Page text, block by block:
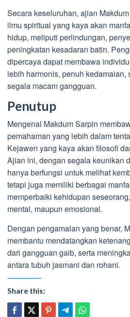
Secara keseluruhan, ajian
ilmu spiritual yang kaya akan
hidup, meliputi perlindungan,
peningkatan kesadaran batin.
dipercaya dapat membawa
lebih harmonis, penuh kedamaian,
segala macam gangguan.
Penutup
Mengenal Makdum Sarpin
pemahaman yang lebih dalam
Kejawen yang kaya akan filosofi
Ajian ini, dengan segala keunikan
hanya berfungsi untuk melihat
tetapi juga memiliki berbagai
memperbaiki kehidupan
mental, maupun emosional.
Dengan pengamalan yang benar,
membantu mendatangkan
dari gangguan gaib, serta
antara tubuh jasmani dan rohani.
Share this: